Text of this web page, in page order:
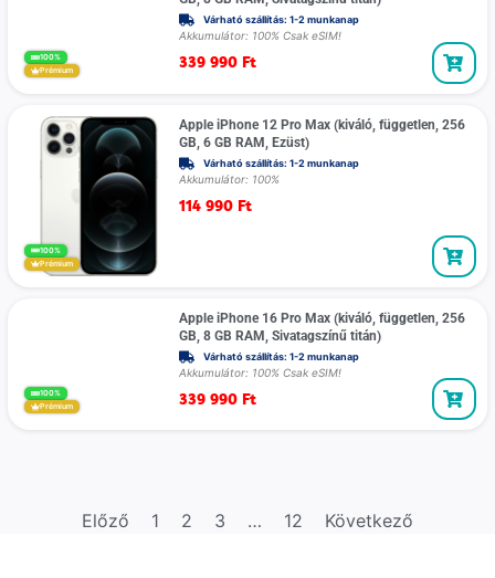
100%
Prémium
Várható szállítás: 1-2 munkanap
Akkumulátor: 100% Csak eSIM!
339 990 Ft
100%
Prémium
Apple iPhone 12 Pro Max (kiváló, független, 256
GB, 6 GB RAM, Ezüst)
Várható szállítás: 1-2 munkanap
Akkumulátor: 100%
114 990 Ft
100%
Prémium
Apple iPhone 16 Pro Max (kiváló, független, 256
GB, 8 GB RAM, Sivatagszínű titán)
Várható szállítás: 1-2 munkanap
Akkumulátor: 100% Csak eSIM!
339 990 Ft
Előző 1 2 3 … 12 Következő